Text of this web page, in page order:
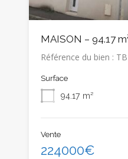
MAISON – 94.17
Référence du bien :
Surface
94.17 m²
Vente
224000€